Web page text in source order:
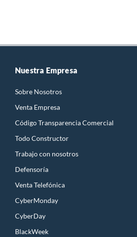
Nuestra Empresa
Sobre Nosotros
Venta Empresa
Código Transparencia Comercial
Todo Constructor
Trabajo con nosotros
Defensoría
Venta Telefónica
CyberMonday
CyberDay
BlackWeek